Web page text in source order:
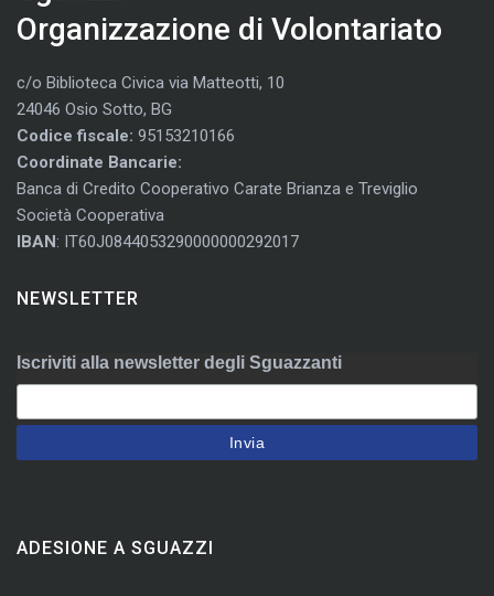
Organizzazione di Volontariato
c/o Biblioteca Civica via Matteotti, 10
24046 Osio Sotto, BG
Codice fiscale: 95153210166
Coordinate Bancarie:
Banca di Credito Cooperativo Carate Brianza e Treviglio
Società Cooperativa
IBAN: IT60J0844053290000000292017
NEWSLETTER
Iscriviti alla newsletter degli Sguazzanti
ADESIONE A SGUAZZI